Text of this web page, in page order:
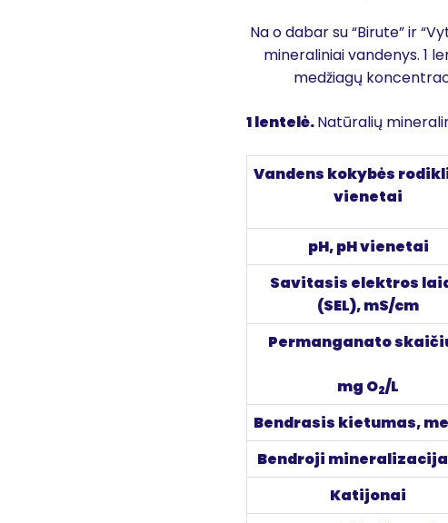
Na o dabar su “Birute” ir
mineraliniai vandenys. 1
medžiagų
1 lentelė.Natūralių
Vandens kokybės
vienetai
pH, pH vienetai
Savitasis elektros
(SEL), mS/cm
Permanganato
mg O2/L
Bendrasis kietumas,
Bendroji
Katijonai